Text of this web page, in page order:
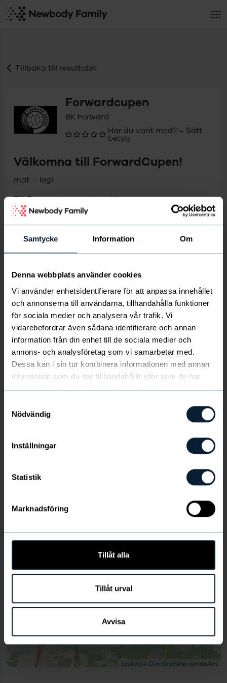
Samtycke Information Om
Denna webbplats använder cookies
Vi använder enhetsidentifierare för att anpassa innehållet
och annonserna till användarna, tillhandahålla funktioner
för sociala medier och analysera vår trafik. Vi
vidarebefordrar även sådana identifierare och annan
information från din enhet till de sociala medier och
annons- och analysföretag som vi samarbetar med.
Dessa kan i sin tur kombinera informationen med annan
information som du har tillhandahållit eller som de har
samlat in när du har använt deras tjänster.
Nödvändig
Inställningar
Statistik
Marknadsföring
Tillåt alla
Tillåt urval
Avvisa
Tillbaka till resultatet
Forwardcupen
BK Forward
Har du varit med? – Sätt
betyg
Välkomna till ForwardCupen!
mat logi
TillForwardcupens hemsida
Starta försäljning för att tjäna pengar till
laget
Kom igång här
Örebro
2025-08-08 — 2025-08-10
Fotboll
10 år, 11 år, 12 år, 13 år, 14 år,
17 år
BK Forward
0705 38 24 33
−
Leaflet | ©OpenStreetMapcontributors